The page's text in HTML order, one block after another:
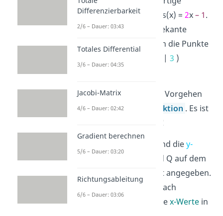
Sekantengleichung s(x) =2x– 1.
Damit hast du die Sekante
berechnet, die durch die Punkte
|3 )
Vielleicht kennst du das Vorgehen
schon vonlinearen Funktion . Es ist
genau dasselbe Prinzip!
Manchmal sind diey-
Werte
der Punkte P und Q auf dem
Funktionsgraphen nicht angegeben.
Du kannst sie dann einfach
berechnen, indem du diex-Werte in
Differenzierbarkeit
2/6 – Dauer: 03:43
Totales Differential
3/6 – Dauer: 04:35
Jacobi-Matrix
4/6 – Dauer: 02:42
Gradient berechnen
5/6 – Dauer: 03:20
Richtungsableitung
6/6 – Dauer: 03:06